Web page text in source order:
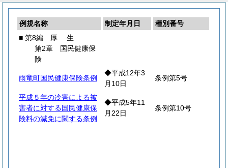
例規名称 制定年月日
種別番号
■ 第8編 厚 生
第2章 国民健康保
険
雨竜町国民健康保険条例
◆平成12年3
月10日
条例第5号
平成５年の冷害による被
害者に対する国民健康保
険料の減免に関する条例
◆平成5年11
月22日
条例第10号